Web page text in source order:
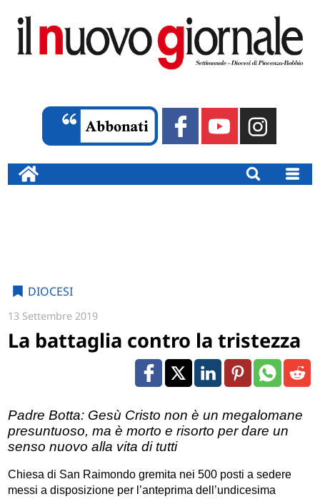
DIOCESI
13 Settembre 2019
La battaglia contro la tristezza
Padre Botta: Gesù Cristo non è un megalomane
presuntuoso, ma è morto e risorto per dare un
senso nuovo alla vita di tutti
Chiesa di San Raimondo gremita nei 500 posti a sedere
messi a disposizione per l’anteprima dell’undicesima